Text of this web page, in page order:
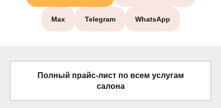
Max Telegram WhatsApp
Полный прайс-лист по всем услугам
салона